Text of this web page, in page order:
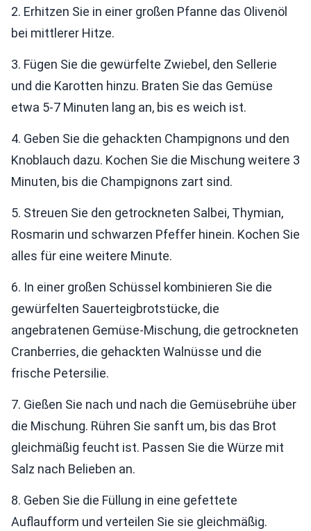
2. Erhitzen Sie in einer großen Pfanne das Olivenöl
bei mittlerer Hitze.
3. Fügen Sie die gewürfelte Zwiebel, den Sellerie
und die Karotten hinzu. Braten Sie das Gemüse
etwa 5-7 Minuten lang an, bis es weich ist.
4. Geben Sie die gehackten Champignons und den
Knoblauch dazu. Kochen Sie die Mischung weitere 3
Minuten, bis die Champignons zart sind.
5. Streuen Sie den getrockneten Salbei, Thymian,
Rosmarin und schwarzen Pfeffer hinein. Kochen Sie
alles für eine weitere Minute.
6. In einer großen Schüssel kombinieren Sie die
gewürfelten Sauerteigbrotstücke, die
angebratenen Gemüse-Mischung, die getrockneten
Cranberries, die gehackten Walnüsse und die
frische Petersilie.
7. Gießen Sie nach und nach die Gemüsebrühe über
die Mischung. Rühren Sie sanft um, bis das Brot
gleichmäßig feucht ist. Passen Sie die Würze mit
Salz nach Belieben an.
8. Geben Sie die Füllung in eine gefettete
Auflaufform und verteilen Sie sie gleichmäßig.